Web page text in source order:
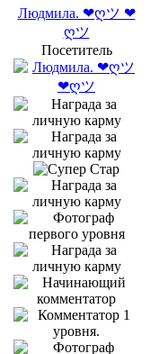
Людмила. ❤ღツ ❤
ღツ
Посетитель